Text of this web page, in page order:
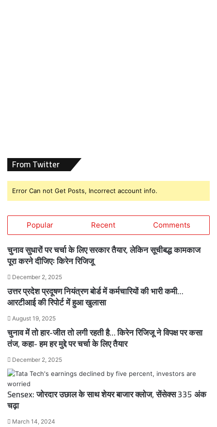
From Twitter
Error Can not Get Posts, Incorrect account info.
Popular Recent Comments
चुनाव सुधारों पर चर्चा के लिए सरकार तैयार, लेकिन सूचीबद्ध कामकाज
पूरा करने दीजिएः किरेन रिजिजू
December 2, 2025
उत्तर प्रदेश प्रदूषण नियंत्रण बोर्ड में कर्मचारियों की भारी कमी…
आरटीआई की रिपोर्ट में हुआ खुलासा
August 19, 2025
चुनाव में तो हार-जीत तो लगी रहती है… किरेन रिजिजू ने विपक्ष पर कसा
तंज, कहा- हम हर मुद्दे पर चर्चा के लिए तैयार
December 2, 2025
Sensex: जोरदार उछाल के साथ शेयर बाजार क्लोज, सेंसेक्स 335 अंक
चढ़ा
March 14, 2024